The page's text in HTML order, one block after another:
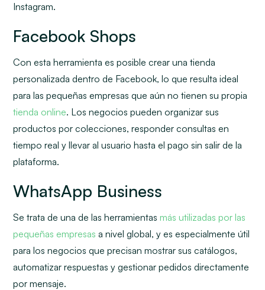
Instagram.
Facebook Shops
Con esta herramienta es posible crear una tienda
personalizada dentro de Facebook, lo que resulta ideal
para las pequeñas empresas que aún no tienen su propia
tienda online. Los negocios pueden organizar sus
productos por colecciones, responder consultas en
tiempo real y llevar al usuario hasta el pago sin salir de la
plataforma.
WhatsApp Business
Se trata de una de las herramientasmás utilizadas por las
pequeñas empresas a nivel global, y es especialmente útil
para los negocios que precisan mostrar sus catálogos,
automatizar respuestas y gestionar pedidos directamente
por mensaje.